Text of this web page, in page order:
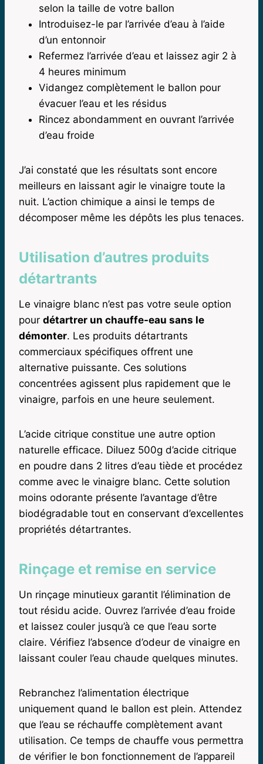
selon la taille de votre ballon
Introduisez-le par l’arrivée d’eau à l’aide
d’un entonnoir
Refermez l’arrivée d’eau et laissez agir 2 à
4 heures minimum
Vidangez complètement le ballon pour
évacuer l’eau et les résidus
Rincez abondamment en ouvrant l’arrivée
d’eau froide
J’ai constaté que les résultats sont encore
meilleurs en laissant agir le vinaigre toute la
nuit. L’action chimique a ainsi le temps de
décomposer même les dépôts les plus tenaces.
Utilisation d’autres produits
détartrants
Le vinaigre blanc n’est pas votre seule option
pour détartrer un chauffe-eau sans le
démonter. Les produits détartrants
commerciaux spécifiques offrent une
alternative puissante. Ces solutions
concentrées agissent plus rapidement que le
vinaigre, parfois en une heure seulement.
L’acide citrique constitue une autre option
naturelle efficace. Diluez 500g d’acide citrique
en poudre dans 2 litres d’eau tiède et procédez
comme avec le vinaigre blanc. Cette solution
moins odorante présente l’avantage d’être
biodégradable tout en conservant d’excellentes
propriétés détartrantes.
Rinçage et remise en service
Un rinçage minutieux garantit l’élimination de
tout résidu acide. Ouvrez l’arrivée d’eau froide
et laissez couler jusqu’à ce que l’eau sorte
claire. Vérifiez l’absence d’odeur de vinaigre en
laissant couler l’eau chaude quelques minutes.
Rebranchez l’alimentation électrique
uniquement quand le ballon est plein. Attendez
que l’eau se réchauffe complètement avant
utilisation. Ce temps de chauffe vous permettra
de vérifier le bon fonctionnement de l’appareil